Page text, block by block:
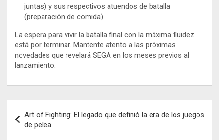
juntas) y sus respectivos atuendos de batalla
(preparación de comida).
La espera para vivir la batalla final con la máxima fluidez
está por terminar. Mantente atento a las próximas
novedades que revelará SEGA en los meses previos al
lanzamiento.
de
Art of Fighting: El legado que definió la era de los juegos
de pelea